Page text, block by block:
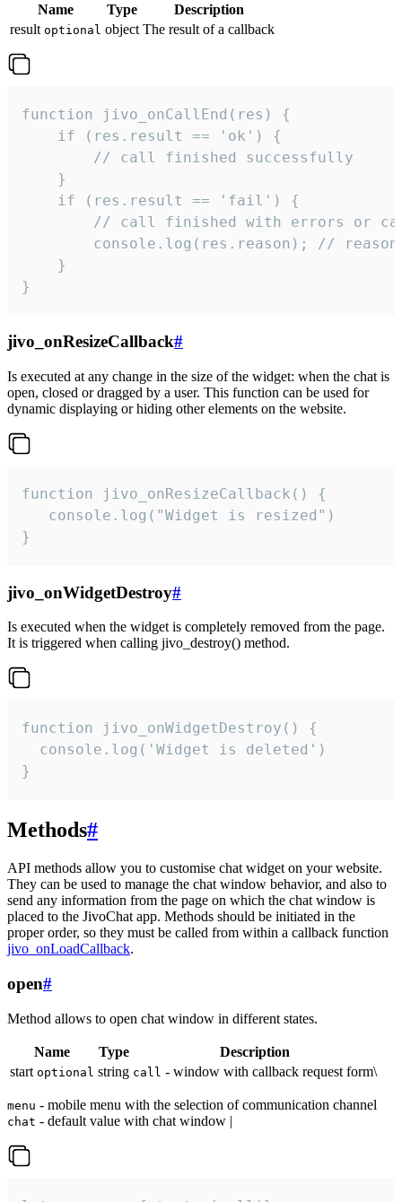
Name Type
Description
result optional object The result of a callback
function jivo_onCallEnd(res) {
    if (res.result == 'ok') {
        // call finished successfully
    }
    if (res.result == 'fail') {
// call finished with errors or
console.log(res.reason); //
    }
}
jivo_onResizeCallback#
Is executed at any change in the size of the widget: when the chat is
open, closed or dragged by a user. This function can be used for
dynamic displaying or hiding other elements on the website.
function jivo_onResizeCallback() {
   console.log("Widget is resized")
}
jivo_onWidgetDestroy#
Is executed when the widget is completely removed from the page.
It is triggered when calling jivo_destroy() method.
function jivo_onWidgetDestroy() {
  console.log('Widget is deleted')
}
Methods#
API methods allow you to customise chat widget on your website.
They can be used to manage the chat window behavior, and also to
send any information from the page on which the chat window is
placed to the JivoChat app. Methods should be initiated in the
proper order, so they must be called from within a callback function
jivo_onLoadCallback.
open#
Method allows to open chat window in different states.
Name Type
Description
start optional string call - window with callback request form\
menu - mobile menu with the selection of communication channel
chat - default value with chat window |